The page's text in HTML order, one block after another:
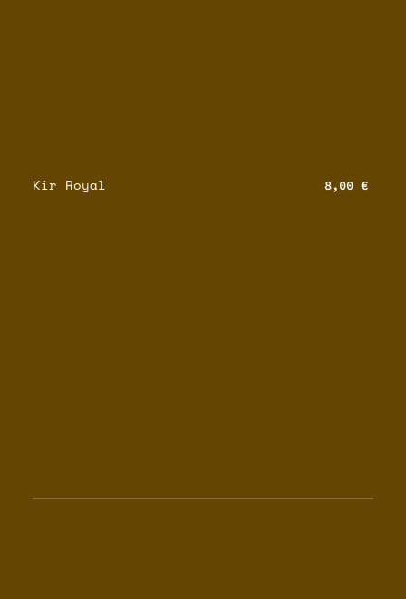
Kir Royal 8,00 €